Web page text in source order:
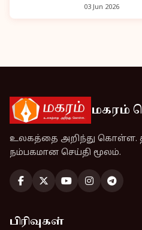
03 Jun 2026
மகரம்
உலகத்தை அறிந்து கொள்ள.
நம்பகமான செய்தி மூலம்.
பிரிவுகள்